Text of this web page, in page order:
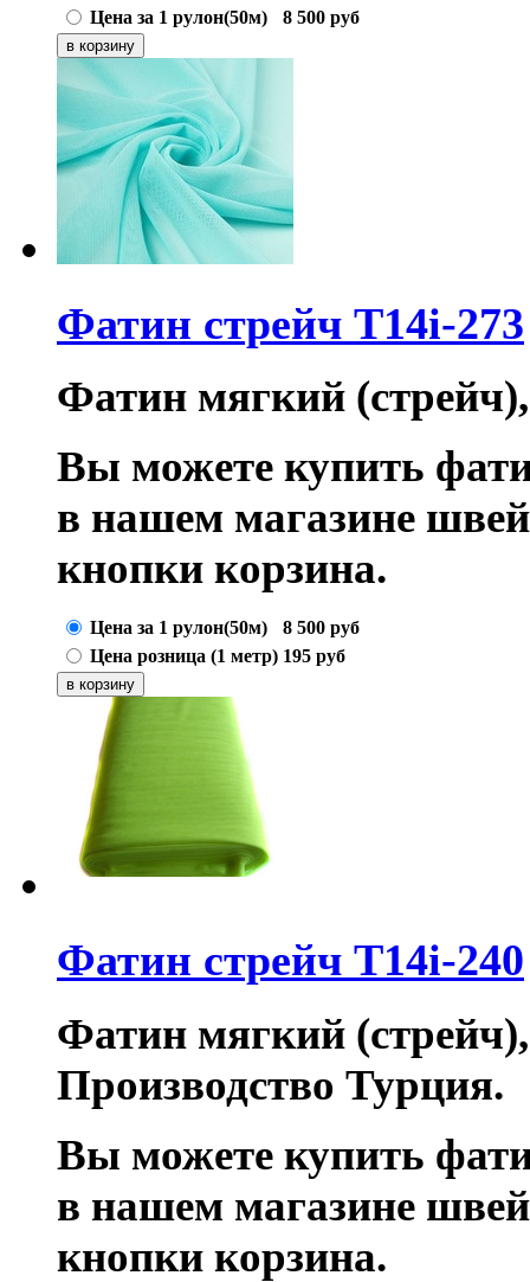
Цена за 1 рулон(50м)
8 500 руб
Фатин стрейч T14i-273
Фатин мягкий
Вы можете купить
в нашем магазине
кнопки корзина.
Цена за 1 рулон(50м) 8 500 руб
Цена розница (1 метр) 195 руб
Фатин стрейч T14i-240
Фатин мягкий
Производство Турция.
Вы можете купить
в нашем магазине
кнопки корзина.